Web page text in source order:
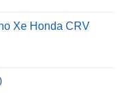
Xe Honda CRV